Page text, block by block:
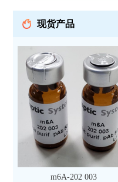
现货产品
m6A-202 003